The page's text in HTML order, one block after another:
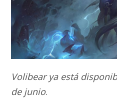
Volibear ya está
de junio.